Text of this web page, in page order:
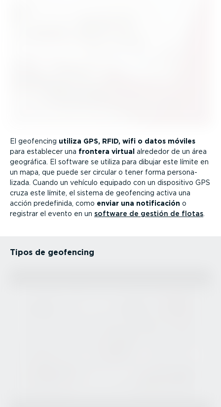
El geofencing utiliza GPS, RFID, wifi o datos móviles
para establecer una frontera virtual alrededor de un área
geográfica. El software se utiliza para dibujar este límite en
un mapa, que puede ser circular o tener forma perso­na­
lizada. Cuando un vehículo equipado con un dispositivo GPS
cruza este límite, el sistema de geofencing activa una
acción predefinida, como enviar una notifi­cación o
registrar el evento en un software de gestión de flotas
Tipos de geofencing